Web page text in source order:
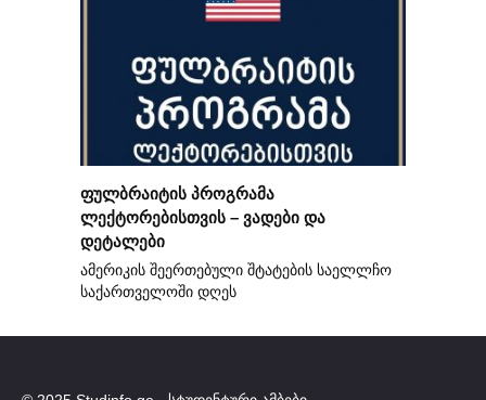
ფულბრაიტის პროგრამა
ლექტორებისთვის – ვადები და
დეტალები
ამერიკის შეერთებული შტატების საელლჩო
საქართველოში დღეს